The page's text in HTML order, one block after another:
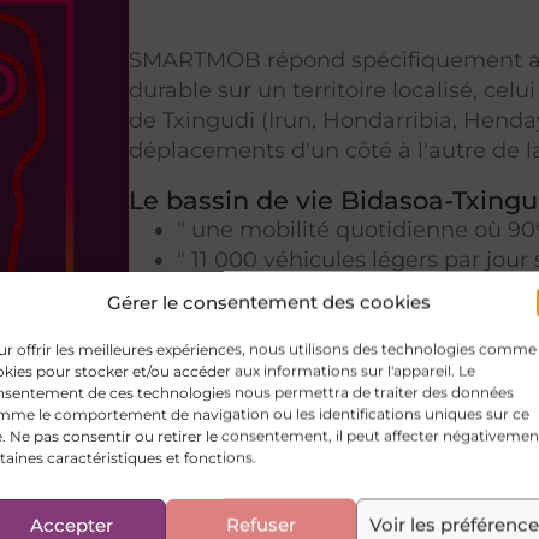
Gérer le consentement des cookies
offrir les meilleures expériences, nous utilisons des technologies comme
pour stocker et/ou accéder aux informations sur l'appareil. Le
de ces technologies nous permettra de traiter des données
le comportement de navigation ou les identifications uniques sur ce
Ne pas consentir ou retirer le consentement, il peut affecter
caractéristiques et fonctions.
Accepter Refuser Voir les
SMARTMOB répond
durable sur un territoire localisé,
de Txingudi (Irun, Hondarribia,
déplacements d'un côté à l'autre de
Le bassin de vie Bidasoa-
" une mobilité quotidienne où
" 11 000 véhicules légers par
pont de Santiago " ;
" Près de 40 % des
totalité à l’échelle du Consorcio
Exemples d’actions en cours de
transport du territoire transfrontalier,
et sorties de ville, des lignes de bus